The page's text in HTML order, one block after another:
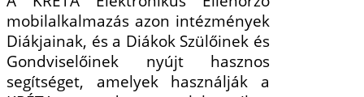
mobilalkalmazás azon intézmények
Diákjainak, és a Diákok Szülőinek és
Gondviselőinek nyújt hasznos
segítséget, amelyek használják a